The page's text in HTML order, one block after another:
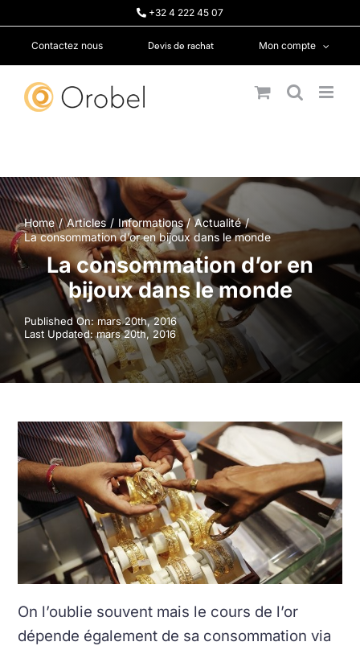
+32 4 222 45 07
Contactez nous Devis de rachat Mon compte
Home Articles Informations
Actualité
La consommation d’or en bijoux dans le monde
La consommation d’or en
bijoux dans le monde
Published On: mars 20th, 2016
Last Updated: mars 20th, 2016
On l’oublie souvent mais le cours de l’or
dépende également de sa consommation via